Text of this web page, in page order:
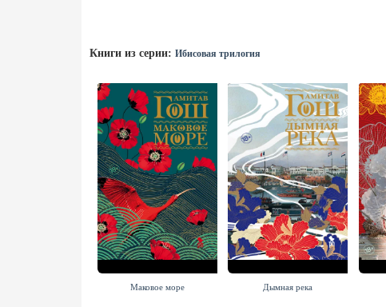
Книги из серии: Ибисовая трилогия
Маковое море Дымная река